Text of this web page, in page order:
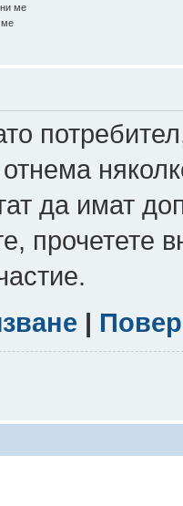
ме
ме
да имат
прочетете
|